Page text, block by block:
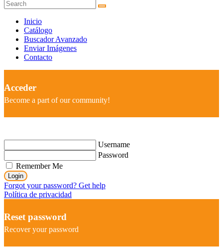
Inicio
Catálogo
Buscador Avanzado
Enviar Imágenes
Contacto
Acceder
Become a part of our community!
Username
Password
Remember Me
Login
Forgot your password? Get help
Política de privacidad
Reset password
Recover your password